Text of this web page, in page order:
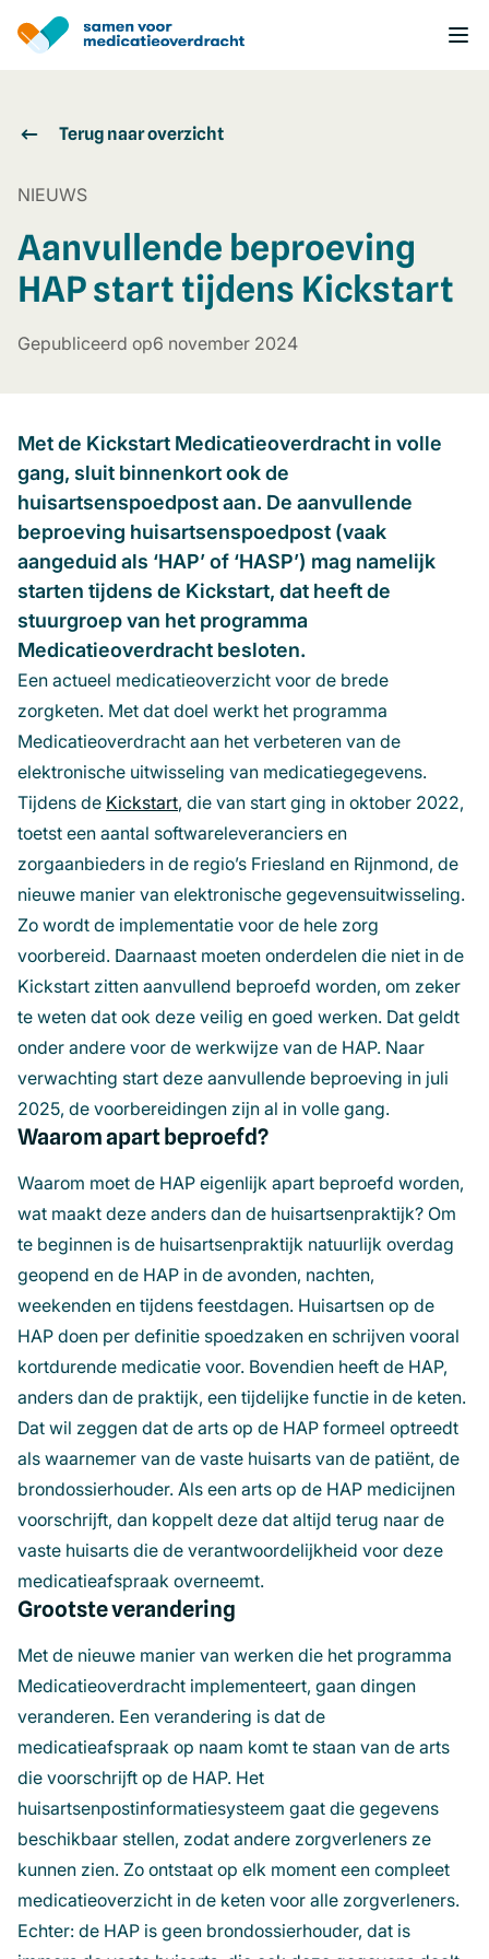
Overslaan
en
gaanTerug naar overzicht
NIEUWS
Aanvullende beproeving
HAP start tijdens Kickstart
Gepubliceerd op6 november 2024
Met de Kickstart Medicatieoverdracht in volle
gang, sluit binnenkort ook de
huisartsenspoedpost aan. De aanvullende
beproeving huisartsenspoedpost (vaak
aangeduid als ‘HAP’ of ‘HASP’) mag namelijk
starten tijdens de Kickstart, dat heeft de
stuurgroep van het programma
Medicatieoverdracht besloten.
Een actueel medicatieoverzicht voor de brede
zorgketen. Met dat doel werkt het programma
Medicatieoverdracht aan het verbeteren van de
elektronische uitwisseling van medicatiegegevens.
Tijdens de Kickstart, die van start ging in oktober 2022,
toetst een aantal softwareleveranciers en
zorgaanbieders in de regio’s Friesland en Rijnmond, de
nieuwe manier van elektronische gegevensuitwisseling.
Zo wordt de implementatie voor de hele zorg
voorbereid. Daarnaast moeten onderdelen die niet in de
Kickstart zitten aanvullend beproefd worden, om zeker
te weten dat ook deze veilig en goed werken. Dat geldt
onder andere voor de werkwijze van de HAP. Naar
verwachting start deze aanvullende beproeving in juli
2025, de voorbereidingen zijn al in volle gang.
Waarom apart beproefd?
Waarom moet de HAP eigenlijk apart beproefd worden,
wat maakt deze anders dan de huisartsenpraktijk? Om
te beginnen is de huisartsenpraktijk natuurlijk overdag
geopend en de HAP in de avonden, nachten,
weekenden en tijdens feestdagen. Huisartsen op de
HAP doen per definitie spoedzaken en schrijven vooral
kortdurende medicatie voor. Bovendien heeft de HAP,
anders dan de praktijk, een tijdelijke functie in de keten.
Dat wil zeggen dat de arts op de HAP formeel optreedt
als waarnemer van de vaste huisarts van de patiënt, de
brondossierhouder. Als een arts op de HAP medicijnen
voorschrijft, dan koppelt deze dat altijd terug naar de
vaste huisarts die de verantwoordelijkheid voor deze
medicatieafspraak overneemt.
Grootste verandering
Met de nieuwe manier van werken die het programma
Medicatieoverdracht implementeert, gaan dingen
veranderen. Een verandering is dat de
medicatieafspraak op naam komt te staan van de arts
die voorschrijft op de HAP. Het
huisartsenpostinformatiesysteem gaat die gegevens
beschikbaar stellen, zodat andere zorgverleners ze
kunnen zien. Zo ontstaat op elk moment een compleet
medicatieoverzicht in de keten voor alle zorgverleners.
Echter: de HAP is geen brondossierhouder, dat is